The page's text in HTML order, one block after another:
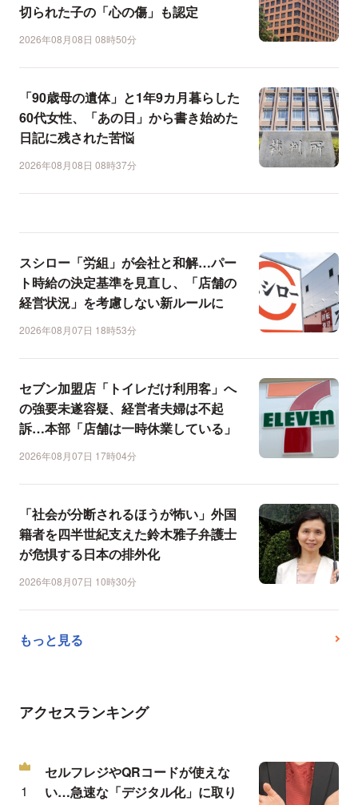
切られた子の「心の傷」も認定
2026年08月08日 08時50分
「90歳母の遺体」と1年9カ月暮らした
60代女性、「あの日」から書き始めた
日記に残された苦悩
2026年08月08日 08時37分
スシロー「労組」が会社と和解…パー
ト時給の決定基準を見直し、「店舗の
経営状況」を考慮しない新ルールに
2026年08月07日 18時53分
セブン加盟店「トイレだけ利用客」へ
の強要未遂容疑、経営者夫婦は不起
訴…本部「店舗は一時休業している」
2026年08月07日 17時04分
「社会が分断されるほうが怖い」外国
籍者を四半世紀支えた鈴木雅子弁護士
が危惧する日本の排外化
2026年08月07日 10時30分
もっと見る
アクセスランキング
セルフレジやQRコードが使えな
い…急速な「デジタル化」に取り